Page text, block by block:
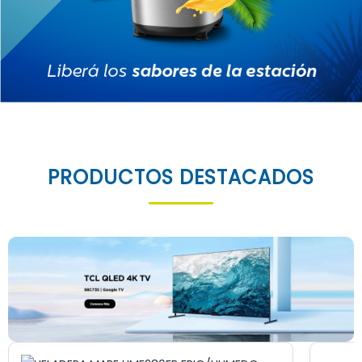
PRODUCTOS DESTACADOS